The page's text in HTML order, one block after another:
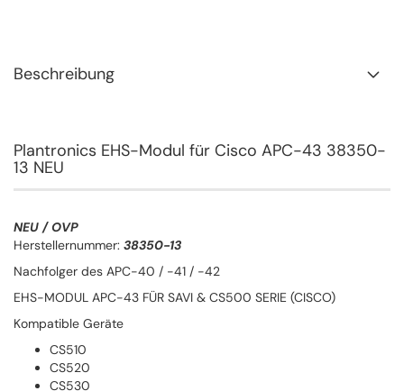
Beschreibung
Plantronics EHS-Modul für Cisco APC-43 38350-
13 NEU
NEU / OVP
Herstellernummer: 38350-13
Nachfolger des APC-40 / -41 / -42
EHS-MODUL APC-43 FÜR SAVI & CS500 SERIE (CISCO)
Kompatible Geräte
CS510
CS520
CS530